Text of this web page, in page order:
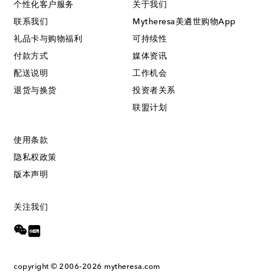
个性化客户服务
联系我们
礼品卡与购物福利
付款方式
配送说明
退货与换货
关于我们
Mytheresa美遴世购物App
可持续性
媒体资讯
工作机会
投资者关系
联盟计划
使用条款
隐私权政策
版本声明
关注我们
copyright © 2006-2026 mytheresa.com